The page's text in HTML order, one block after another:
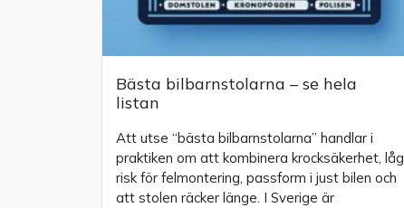
Bästa bilbarnstolarna – se hela
listan
Att utse “bästa bilbarnstolarna” handlar i
praktiken om att kombinera krocksäkerhet, låg
risk för felmontering, passform i just bilen och
att stolen räcker länge. I Sverige är